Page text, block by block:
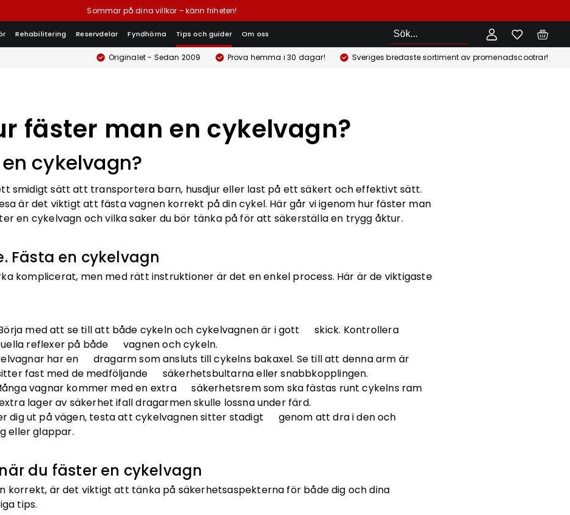
Sommar på dina villkor – känn friheten!
Rehabilitering Reservdelar Fyndhörna Tips och guider Om oss Sök
Originalet - Sedan 2009 Prova hemma i 30 dagar! Sveriges bredaste sortiment av promenadscootrar!
fäster man en cykelvagn?
cykelvagn?
smidigt sätt att transportera barn, husdjur eller last på ett säkert och effektivt sätt.
är det viktigt att fästa vagnen korrekt på din cykel. Här går vi igenom hur fäster man
en cykelvagn och vilka saker du bör tänka på för att säkerställa en trygg åktur.
Fästa en cykelvagn
komplicerat, men med rätt instruktioner är det en enkel process. Här är de viktigaste
med att se till att både cykeln och cykelvagnen är i gott skick. Kontrollera
reflexer på både vagnen och cykeln.
har en dragarm som ansluts till cykelns bakaxel. Se till att denna arm är
fast med de medföljande säkerhetsbultarna eller snabbkopplingen.
vagnar kommer med en extra säkerhetsrem som ska fästas runt cykelns ram
lager av säkerhet ifall dragarmen skulle lossna under färd.
dig ut på vägen, testa att cykelvagnen sitter stadigt genom att dra i den och
eller glappar.
du fäster en cykelvagn
korrekt, är det viktigt att tänka på säkerhetsaspekterna för både dig och dina
tips.